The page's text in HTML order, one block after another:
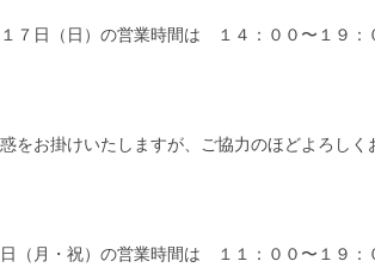
７日（日）の営業時間は １４：００〜１９：
をお掛けいたしますが、ご協力のほどよろしく
（月・祝）の営業時間は １１：００〜１９：